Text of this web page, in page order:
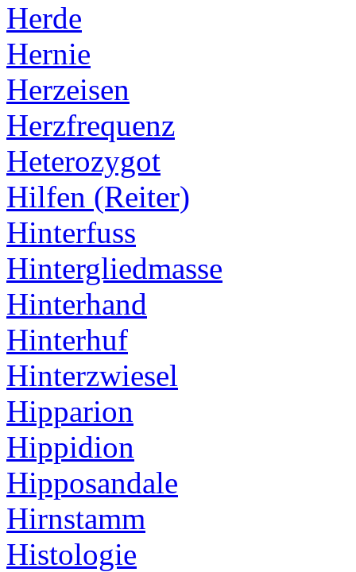
Herde
Hernie
Herzeisen
Herzfrequenz
Heterozygot
Hilfen (Reiter)
Hinterfuss
Hintergliedmasse
Hinterhand
Hinterhuf
Hinterzwiesel
Hipparion
Hippidion
Hipposandale
Hirnstamm
Histologie